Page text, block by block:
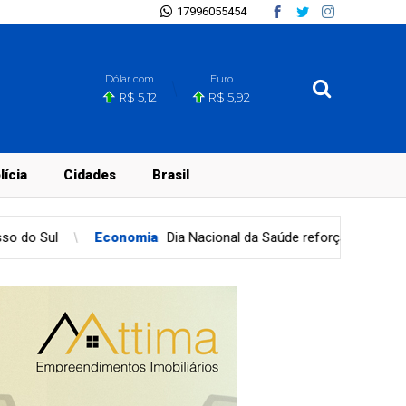
17996055454
Dólar com.
R$ 5,12
Euro
R$ 5,92
Cidades Brasil
Dia Nacional da Saúde reforça importância da prevenção